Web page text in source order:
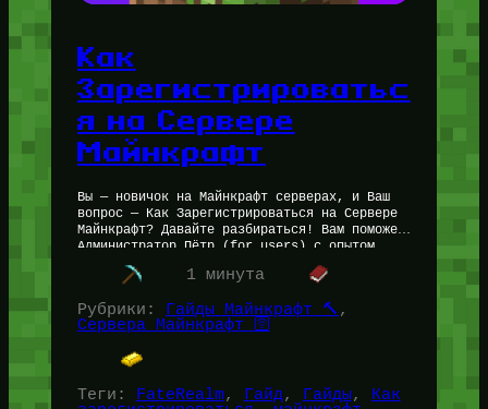
Как
Зарегистрироватьс
я на Сервере
Майнкрафт
Вы — новичок на Майнкрафт серверах, и Ваш
вопрос — Как Зарегистрироваться на Сервере
Майнкрафт? Давайте разбираться! Вам поможет
Администратор Пётр (for_users) с опытом
создания Майнкрафт серверов более 9 лет.…
1 минута
Рубрики:
Гайды Майнкрафт 🔨
Сервера Майнкрафт 🛜
Теги: FateRealm, Гайд, Гайды, Как